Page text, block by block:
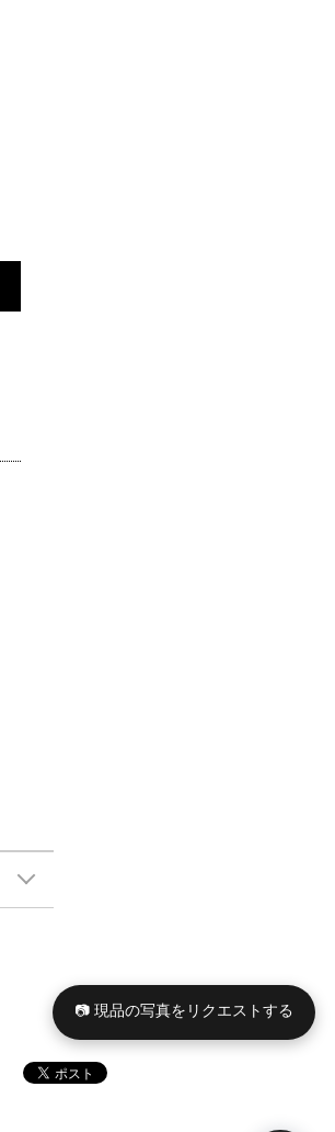
📷 現品の写真をリクエストする